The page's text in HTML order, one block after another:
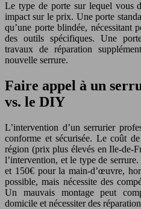
Le type de porte sur lequel vous
impact sur le prix. Une porte
qu’une porte blindée, nécessitant
des outils spécifiques. Une
travaux de réparation
nouvelle serrure.
Faire appel à un
vs. le DIY
L’intervention d’un serrurier
conforme et sécurisée. Le coût
région (prix plus élevés en Ile-de-
l’intervention, et le type de
et 150€ pour la main-d’œuvre,
possible, mais nécessite des
Un mauvais montage peut
domicile et nécessiter des